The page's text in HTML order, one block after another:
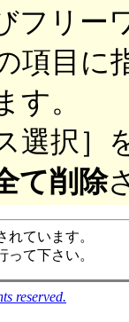
フリー
項目に
す。
選択
て削除
ています。
て下さい。
reserved.